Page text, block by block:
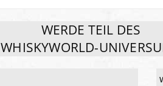
WERDE TEIL DES
WHISKYWORLD-